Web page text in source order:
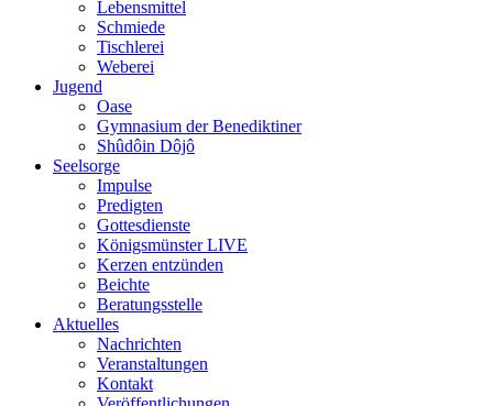
Lebensmittel
Schmiede
Tischlerei
Weberei
Jugend
Oase
Gymnasium der Benediktiner
Shûdôin Dôjô
Seelsorge
Impulse
Predigten
Gottesdienste
Königsmünster LIVE
Kerzen entzünden
Beichte
Beratungsstelle
Aktuelles
Nachrichten
Veranstaltungen
Kontakt